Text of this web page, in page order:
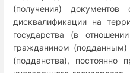
(получения)
дисквалификации на
государства (в
гражданином
(подданства), постоянно